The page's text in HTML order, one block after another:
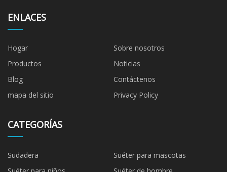
ENLACES
Hogar
Sobre nosotros
Productos
Noticias
Blog
Contáctenos
mapa del sitio
Privacy Policy
CATEGORÍAS
Sudadera
Suéter para mascotas